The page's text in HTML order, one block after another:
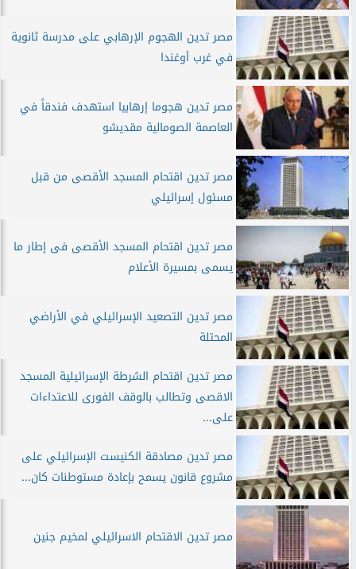
مصر تدين الهجوم الإرهابي على مدرسة ثانوية
في غرب أوغندا
مصر تدين هجوما إرهابيا استهدف فندقاً في
العاصمة الصومالية مقديشو
مصر تدين اقتحام المسجد الأقصى من قبل
مسئول إسرائيلي
مصر تدين اقتحام المسجد الأقصى فى إطار ما
يسمى بمسيرة الأعلام
مصر تدين التصعيد الإسرائيلي في الأراضي
المحتلة
مصر تدين اقتحام الشرطة الإسرائيلية المسجد
الاقصى وتطالب بالوقف الفورى للاعتداءات
على...
مصر تدين مصادقة الكنيست الإسرائيلي على
مشروع قانون يسمح بإعادة مستوطنات كان...
مصر تدين الاقتحام الاسرائيلي لمخيم جنين